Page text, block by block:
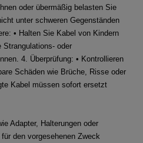
oder übermäßig belasten Sie
unter schweren Gegenständen
• Halten Sie Kabel von Kindern
Strangulations- oder
4. Überprüfung: • Kontrollieren
Schäden wie Brüche, Risse oder
Kabel müssen sofort ersetzt
Adapter, Halterungen oder
den vorgesehenen Zweck